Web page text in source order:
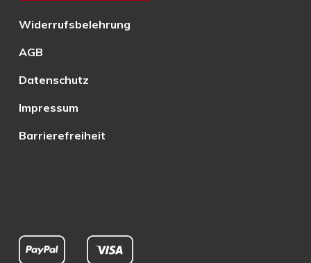
Widerrufsbelehrung
AGB
Datenschutz
Impressum
Barrierefreiheit